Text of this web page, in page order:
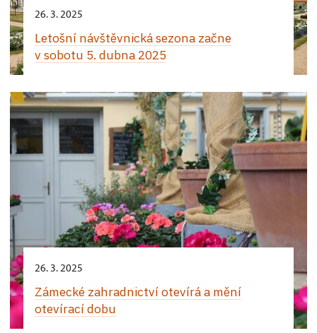
26. 3. 2025
Letošní návštěvnická sezona začne
v sobotu 5. dubna 2025
26. 3. 2025
Zámecké zahradnictví otevírá a mění
otevírací dobu